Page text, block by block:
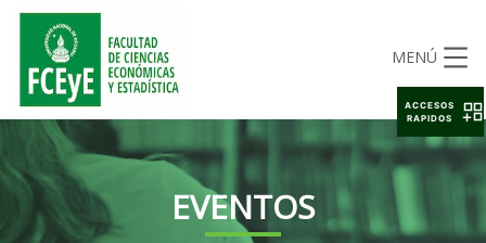
MENÚ
EVENTOS
ACCESOS
RAPIDOS